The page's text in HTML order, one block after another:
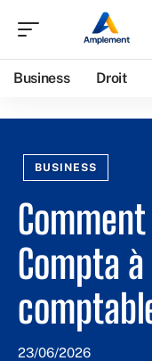
Business Droit
BUSINESS
Compta
23/06/2026